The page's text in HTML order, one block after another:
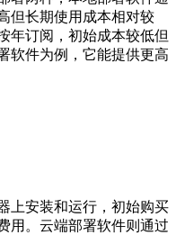
但长期使用成本相对较
年订阅，初始成本较低但
软件为例，它能提供更高
上安装和运行，初始购买
用。云端部署软件则通过